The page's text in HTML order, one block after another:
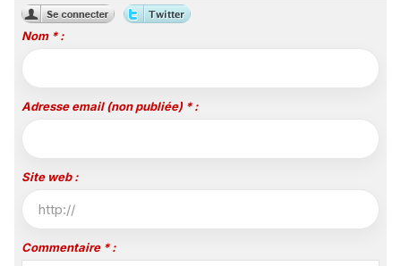
Nom * :
Adresse email (non publiée) * :
Site web :
Commentaire * :